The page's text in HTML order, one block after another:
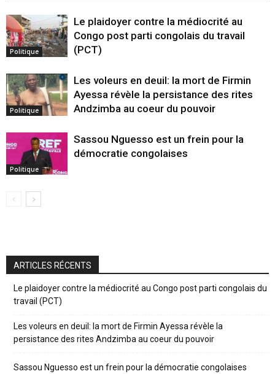
Politique
Le plaidoyer contre la médiocrité au
Congo post parti congolais du travail
(PCT)
Politique
Les voleurs en deuil: la mort de Firmin
Ayessa révèle la persistance des rites
Andzimba au coeur du pouvoir
Politique
Sassou Nguesso est un frein pour la
démocratie congolaises
ARTICLES RÉCENTS
Le plaidoyer contre la médiocrité au Congo post parti congolais du
travail (PCT)
Les voleurs en deuil: la mort de Firmin Ayessa révèle la
persistance des rites Andzimba au coeur du pouvoir
Sassou Nguesso est un frein pour la démocratie congolaises